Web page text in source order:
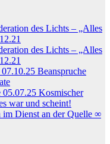
des Lichts – „Alles
des Lichts – „Alles
Beanspruche
05.07.25 Kosmischer
war und scheint!
im Dienst an der Quelle ∞